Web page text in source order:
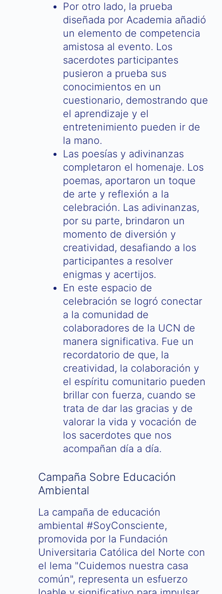
Por otro lado, la prueba
diseñada por Academia añadió
un elemento de competencia
amistosa al evento. Los
sacerdotes participantes
pusieron a prueba sus
conocimientos en un
cuestionario, demostrando que
el aprendizaje y el
entretenimiento pueden ir de
la mano.
Las poesías y adivinanzas
completaron el homenaje. Los
poemas, aportaron un toque
de arte y reflexión a la
celebración. Las adivinanzas,
por su parte, brindaron un
momento de diversión y
creatividad, desafiando a los
participantes a resolver
enigmas y acertijos.
En este espacio de
celebración se logró conectar
a la comunidad de
colaboradores de la UCN de
manera significativa. Fue un
recordatorio de que, la
creatividad, la colaboración y
el espíritu comunitario pueden
brillar con fuerza, cuando se
trata de dar las gracias y de
valorar la vida y vocación de
los sacerdotes que nos
acompañan día a día.
Campaña Sobre Educación
Ambiental
La campaña de educación
ambiental #SoyConsciente,
promovida por la Fundación
Universitaria Católica del Norte con
el lema "Cuidemos nuestra casa
común", representa un esfuerzo